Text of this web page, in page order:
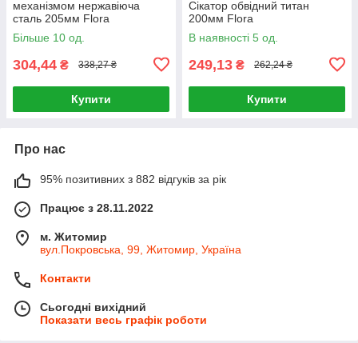
механізмом нержавіюча
сталь 205мм Flora
Більше 10 од.
304,44 ₴ 338,27 ₴
Купити
Сікатор обвідний титан
200мм Flora
В наявності 5 од.
249,13 ₴ 262,24 ₴
Купити
Про нас
95% позитивних з 882 відгуків за рік
Працює з 28.11.2022
м. Житомир
вул.Покровська, 99, Житомир, Україна
Контакти
Сьогодні вихідний
Показати весь графік роботи